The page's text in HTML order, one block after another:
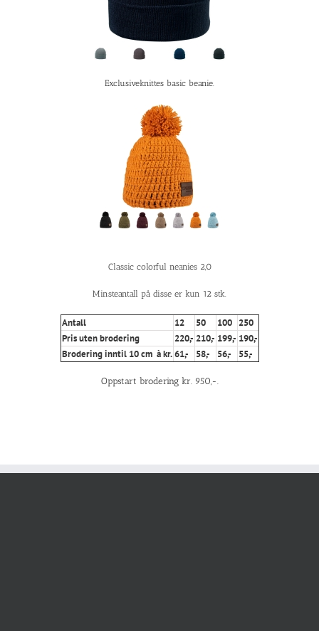
Exclusiveknittes basic beanie.
Classic colorful neanies 2,0
Minsteantall på disse er kun 12 stk.
Antall 12 50 100
250
Pris uten brodering
220,- 210,- 199,- 190,-
Brodering inntil 10 cm à kr. 61,- 58,- 56,- 55,-
Oppstart brodering kr. 950,-.